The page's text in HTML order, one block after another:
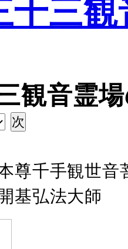
観音霊
尊千手観世音
基弘法大師